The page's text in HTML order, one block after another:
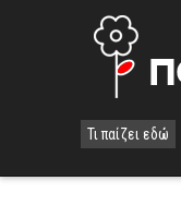
Τι παίζει εδώ